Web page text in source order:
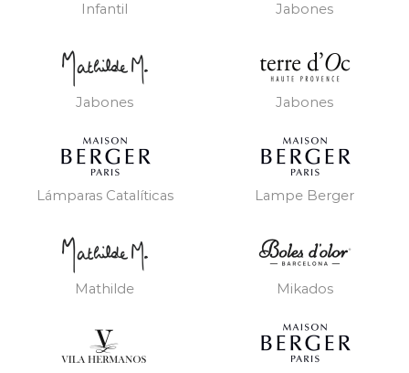
Infantil Jabones
Jabones Jabones
Lámparas Catalíticas Lampe Berger
Mathilde Mikados